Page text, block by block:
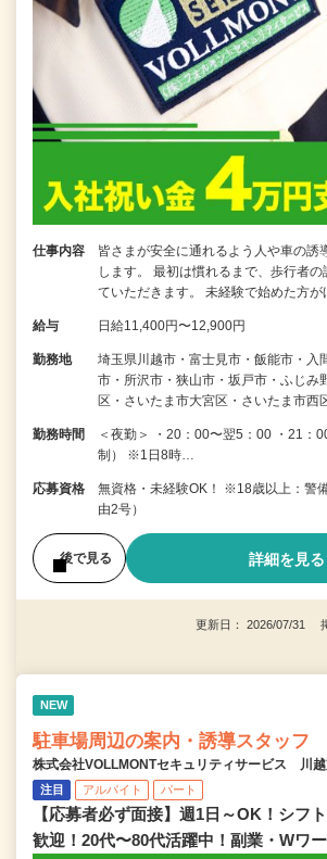
仕事内容
皆さまが安全に通れるよう人や車の誘
します。 最初は慣れるまで、歩行者
ていただきます。 未経験で始めた方
給与 日給11,400円〜12,900円
勤務地
埼玉県川越市・富士見市・飯能市・入
市・所沢市・狭山市・坂戸市・ふじみ
区・さいたま市大宮区・さいたま市西
勤務時間
＜夜勤＞ ・20：00〜翌5：00 ・21：
制） ※1日8時…
応募資格
無資格・未経験OK！ ※18歳以上：警
由2号）
後で見る 詳細を見る
更新日： 2026/07/31
NEW
駐車場周辺の案内・誘導スタッフ
株式会社VOLLMONTセキュリティサービス 川越
注目 アルバイト パート
【応募者必ず面接】週1日～OK！シフ
歓迎！20代〜80代活躍中！副業・Wワー